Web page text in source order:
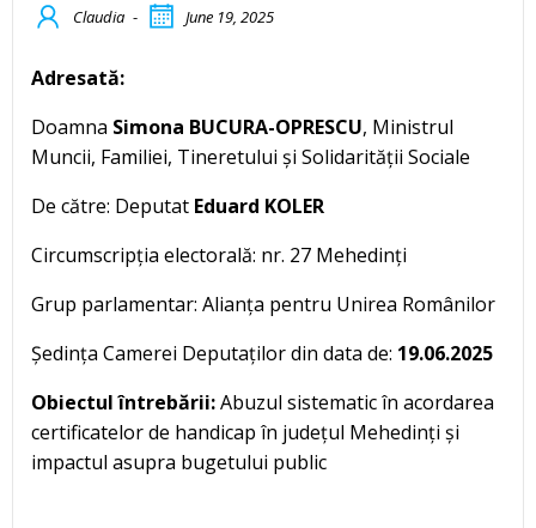
Claudia - June 19, 2025
Adresată:
Doamna Simona BUCURA-OPRESCU, Ministrul
Muncii, Familiei, Tineretului și Solidarității Sociale
De către: Deputat Eduard KOLER
Circumscripția electorală: nr. 27 Mehedinți
Grup parlamentar: Alianța pentru Unirea Românilor
Ședința Camerei Deputaților din data de: 19.06.2025
Obiectul întrebării:Abuzul sistematic în acordarea
certificatelor de handicap în județul Mehedinți și
impactul asupra bugetului public